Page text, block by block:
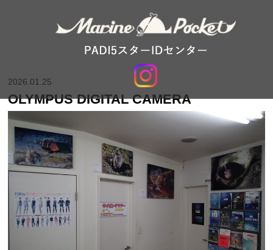
2026.01.25
OLYMPUS DIGITAL CAMERA